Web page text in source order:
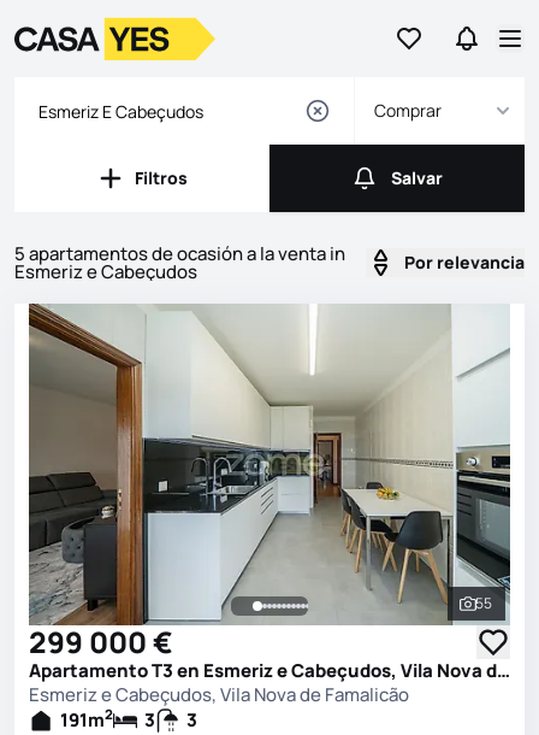
Ir a favoritos
Ir a
LogotipoIr a la página de inicio
Comprar
Filtros
Filtros Salvar
Salvar
5 apartamentos de ocasión a la venta in
Esmeriz e Cabeçudos Por relevancia
Listados
Lista de listados
Ver
55
299 000 €
Apartamento T3 en Esmeriz e Cabeçudos, Vila Nova de Famalicão
Esmeriz e Cabeçudos, Vila Nova de Famalicão
191m2 3 3